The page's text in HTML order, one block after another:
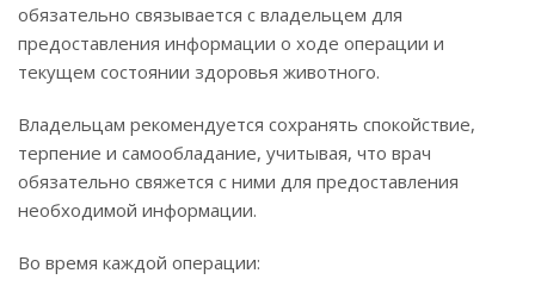
обязательно связывается с владельцем для
предоставления информации о ходе операции и
текущем состоянии здоровья животного.
Владельцам рекомендуется сохранять спокойствие,
терпение и самообладание, учитывая, что врач
обязательно свяжется с ними для предоставления
необходимой информации.
Во время каждой операции: